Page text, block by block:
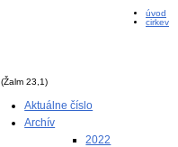
úvod
cirkev
(Žalm 23,1)
Aktuálne číslo
Archív
2022